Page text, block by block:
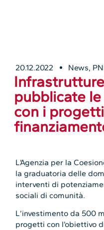
20.12.2022 News,
pubblicate
con i
L’Agenzia per la
la graduatoria delle
interventi di
sociali di comunità.
L’investimento da 500
progetti con l’obiettivo